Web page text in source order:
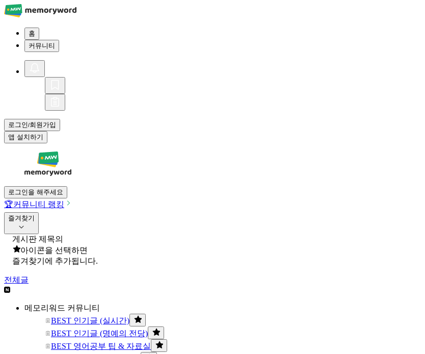
홈
커뮤니티
로그인/회원가입
앱 설치하기
로그인을 해주세요
🏆커뮤니티 랭킹
즐겨찾기
게시판 제목의
아이콘을 선택하면
즐겨찾기에 추가됩니다.
전체글
메모리워드 커뮤니티
BEST 인기글 (실시간)
BEST 인기글 (명예의 전당)
BEST 영어공부 팁 & 자료실